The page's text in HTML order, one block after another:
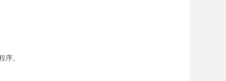
序。